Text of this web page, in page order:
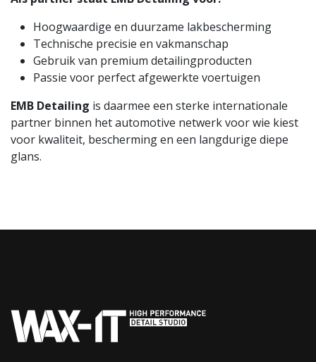
Hoogwaardige en duurzame lakbescherming
Technische precisie en vakmanschap
Gebruik van premium detailingproducten
Passie voor perfect afgewerkte voertuigen
EMB Detailing is daarmee een sterke internationale
partner binnen het automotive netwerk voor wie kiest
voor kwaliteit, bescherming en een langdurige diepe
glans.